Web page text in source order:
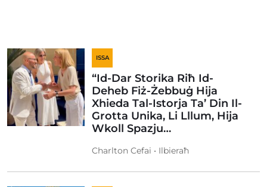
ISSA
“Id-Dar Storika Riħ Id-
Deheb Fiż-Żebbuġ Hija
Xhieda Tal-Istorja Ta’ Din Il-
Grotta Unika, Li Lllum, Hija
Wkoll Spazju…
Charlton Cefai • Ilbieraħ